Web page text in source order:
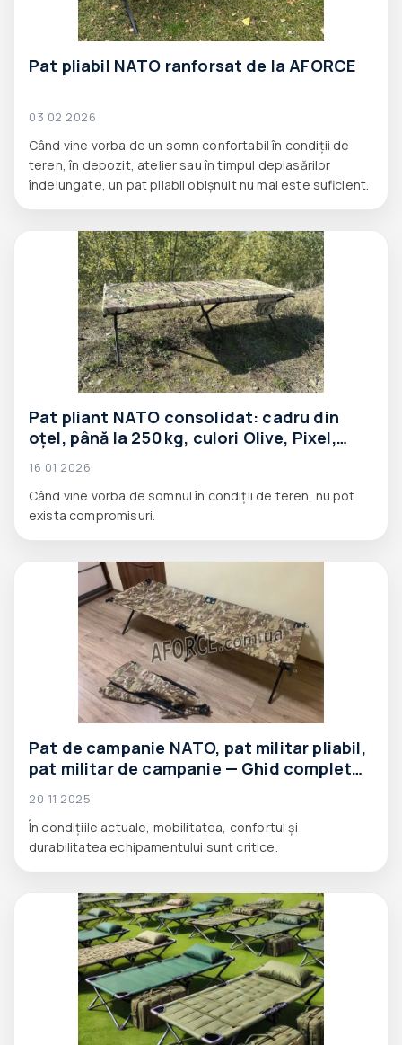
Pat pliabil NATO ranforsat de la AFORCE
03 02 2026
Când vine vorba de un somn confortabil în condiții de
teren, în depozit, atelier sau în timpul deplasărilor
îndelungate, un pat pliabil obișnuit nu mai este suficient.
Pat pliant NATO consolidat: cadru din
oțel, până la 250 kg, culori Olive, Pixel,
Multicam — Aforce
16 01 2026
Când vine vorba de somnul în condiții de teren, nu pot
exista compromisuri.
Pat de campanie NATO, pat militar pliabil,
pat militar de campanie — Ghid complet
20 11 2025
În condițiile actuale, mobilitatea, confortul și
durabilitatea echipamentului sunt critice.